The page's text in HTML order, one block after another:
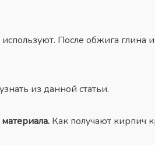
После обжига глина
из данной статьи.
Как получают кирпич